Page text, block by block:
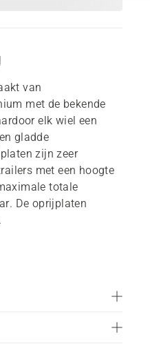
van
met de bekende
elk wiel een
gladde
zijn zeer
met een hoogte
totale
De oprijplaten